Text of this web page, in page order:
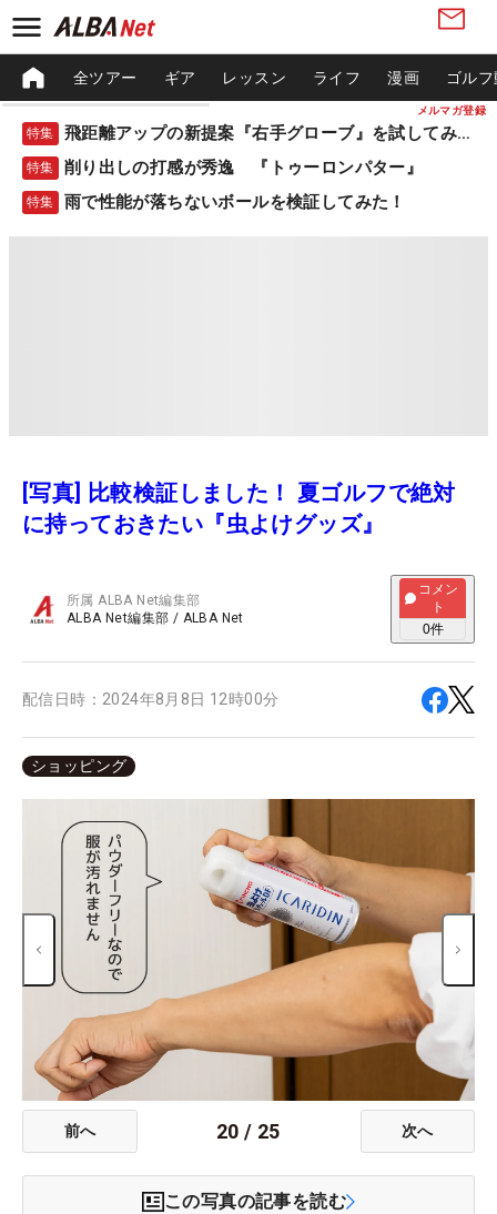
メルマガ登録
全ツアー ギア レッスン ライフ 漫画 ゴル
特集 飛距離アップの新提案『右手グローブ』を試してみた！
特集 削り出しの打感が秀逸 『トゥーロンパター』
特集 雨で性能が落ちないボールを検証してみた！
[写真] 比較検証しました！ 夏ゴルフで絶対
に持っておきたい『虫よけグッズ』
所属ALBA Net編集部
ALBA Net編集部 / ALBA Net
コメン
ト
0件
配信日時： 2024年8月8日 12時00分
ショッピング
前へ 20 / 25 次へ
この写真の記事を読む